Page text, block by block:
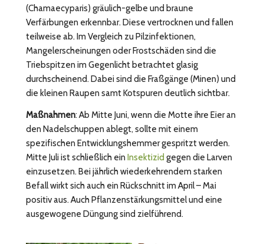
(Chamaecyparis) gräulich-gelbe und braune
Verfärbungen erkennbar. Diese vertrocknen und fallen
teilweise ab. Im Vergleich zu Pilzinfektionen,
Mangelerscheinungen oder Frostschäden sind die
Triebspitzen im Gegenlicht betrachtet glasig
durchscheinend. Dabei sind die Fraßgänge (Minen) und
die kleinen Raupen samt Kotspuren deutlich sichtbar.
Maßnahmen: Ab Mitte Juni, wenn die Motte ihre Eier an
den Nadelschuppen ablegt, sollte mit einem
spezifischen Entwicklungshemmer gespritzt werden.
Mitte Juli ist schließlich ein Insektizid gegen die Larven
einzusetzen. Bei jährlich wiederkehrendem starken
Befall wirkt sich auch ein Rückschnitt im April – Mai
positiv aus. Auch Pflanzenstärkungsmittel und eine
ausgewogene Düngung sind zielführend.